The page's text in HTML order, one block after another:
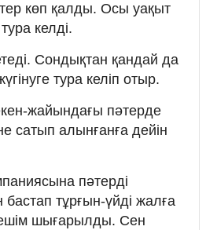
көп қалды. Осы уақыт
келді.
Сондықтан қандай да
тура келіп отыр.
жайындағы пәтерде
сатып алынғанға дейін
пәтерді
тұрғын-үйді жалға
шығарылды. Сен